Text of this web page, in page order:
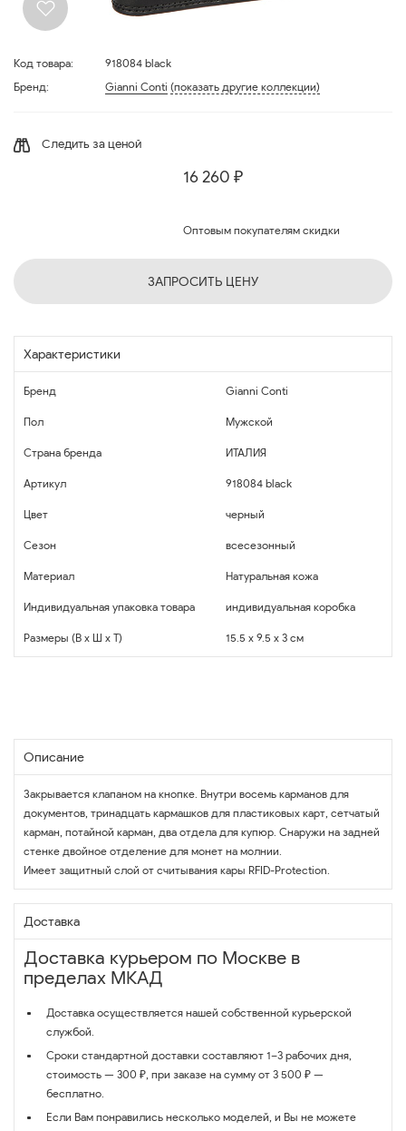
Код товара:
918084 black
Бренд:
Gianni Conti (показать другие коллекции)
Следить за ценой
16 260 ₽
Оптовым покупателям скидки
ЗАПРОСИТЬ ЦЕНУ
Характеристики
Бренд Gianni Conti
Пол Мужской
Страна бренда ИТАЛИЯ
Артикул 918084 black
Цвет черный
Сезон всесезонный
Материал Натуральная кожа
Индивидуальная упаковка товара индивидуальная коробка
Размеры (В x Ш x Т) 15.5 x 9.5 x 3 см
Описание
Закрывается клапаном на кнопке. Внутри восемь карманов для
документов, тринадцать кармашков для пластиковых карт, сетчатый
карман, потайной карман, два отдела для купюр. Снаружи на задней
стенке двойное отделение для монет на молнии.
Имеет защитный слой от считывания кары RFID-Protection.
Доставка
Доставка курьером по Москве в
пределах МКАД
Доставка осуществляется нашей собственной курьерской
службой.
Сроки стандартной доставки составляют 1–3 рабочих дня,
стоимость — 300 ₽, при заказе на сумму от 3 500 ₽ —
бесплатно.
Если Вам понравились несколько моделей, и Вы не можете